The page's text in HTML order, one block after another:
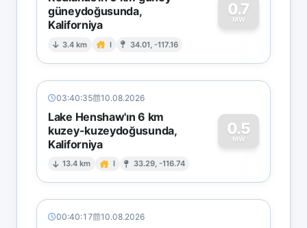
güneydoğusunda,
Kaliforniya
3.4 km I 34.01, -117.16
0.7
MW
0
03:40:35 10.08.2026
Lake Henshaw'ın 6 km
kuzey-kuzeydoğusunda,
Kaliforniya
13.4 km I 33.29, -116.74
0.5
MW
0
00:40:17 10.08.2026